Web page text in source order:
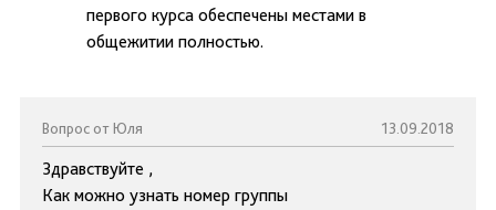
первого курса обеспечены местами в
общежитии полностью.
Вопрос от Юля 13.09.2018
Здравствуйте ,
Как можно узнать номер группы